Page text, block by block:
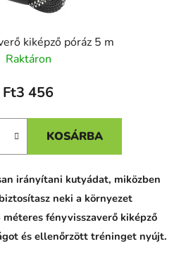
kiképző póráz 5 m
Raktáron
Ft3 456
KOSÁRBA
irányítani kutyádat, miközben
neki a környezet
méteres fényvisszaverő kiképző
és ellenőrzött tréninget nyújt.